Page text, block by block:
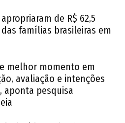
de R$ 62,5
famílias brasileiras em
melhor momento em
avaliação e intenções
aponta pesquisa